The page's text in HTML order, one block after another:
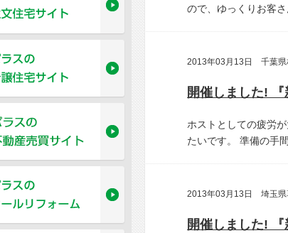
ので、ゆっくりお客
2013年03月13日 千葉
ホストとしての疲労
たいです。
準備の手
2013年03月13日 埼玉